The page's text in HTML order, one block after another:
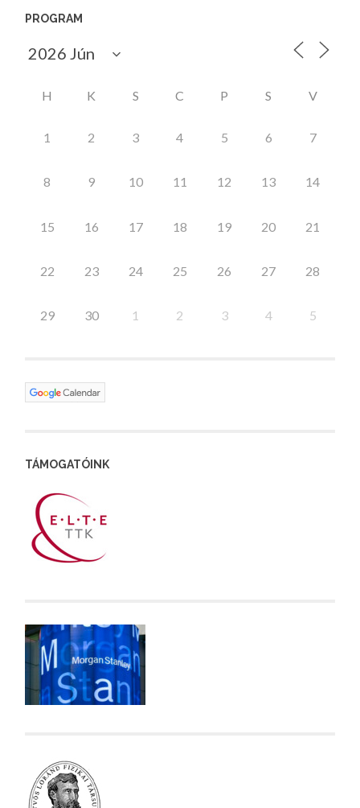
PROGRAM
H K S C P S V
1 2 3 4 5 6 7
8 9 10 11 12 13 14
15 16 17 18 19 20 21
22 23 24 25 26 27 28
29 30 1 2 3 4 5
TÁMOGATÓINK